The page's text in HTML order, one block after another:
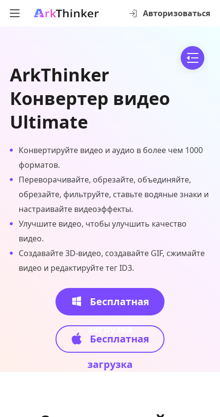
Авторизоваться
ArkThinker
Конвертер видео
Ultimate
Конвертируйте видео и аудио в более чем 1000
форматов.
Переворачивайте, обрезайте, объединяйте,
обрезайте, фильтруйте, ставьте водяные знаки и
настраивайте видеоэффекты.
Улучшите видео, чтобы улучшить качество
видео.
Создавайте 3D-видео, создавайте GIF, сжимайте
видео и редактируйте тег ID3.
Бесплатная
загрузка
Бесплатная
загрузка